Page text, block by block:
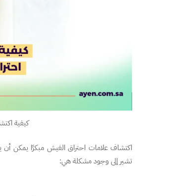
كيفية
اكتشاف علامات احتراق الفيش مبكرًا يمكن
تشير إلى وجود مشكلة هي: